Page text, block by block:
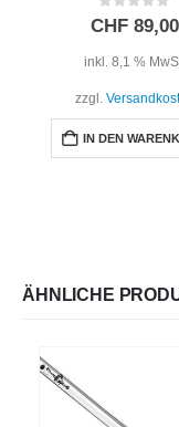
0out of 5
CHF 89,00
inkl. 8,1 %
zzgl.
IN DEN
ÄHNLICHE